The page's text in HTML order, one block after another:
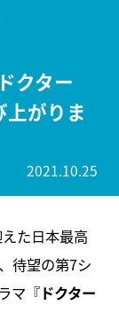
クター
がりま
2021.10.25
た日本最高
待望の第7シ
マ『ドクター